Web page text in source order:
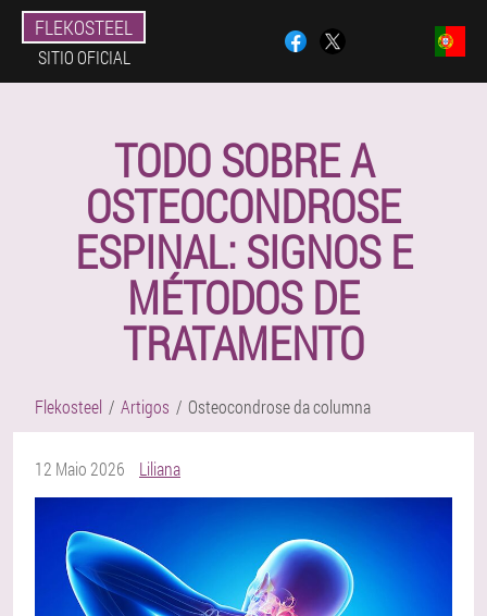
FLEKOSTEEL
SITIO OFICIAL
TODO SOBRE A
OSTEOCONDROSE
ESPINAL: SIGNOS E
MÉTODOS DE
TRATAMENTO
Flekosteel Artigos Osteocondrose da columna
12 Maio 2026 Liliana